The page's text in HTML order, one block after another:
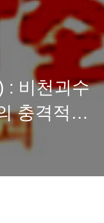
: 비천괴수
충격적인